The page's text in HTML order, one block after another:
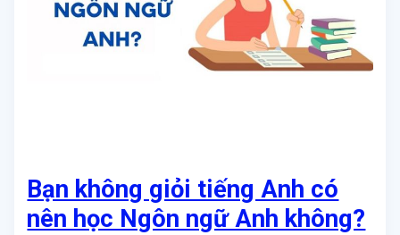
Bạn không giỏi tiếng Anh có
nên học Ngôn ngữ Anh không?